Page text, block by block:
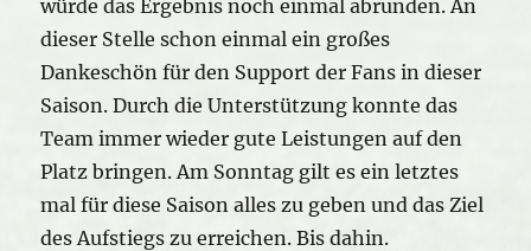
würde das Ergebnis noch einmal abrunden. An
dieser Stelle schon einmal ein großes
Dankeschön für den Support der Fans in dieser
Saison. Durch die Unterstützung konnte das
Team immer wieder gute Leistungen auf den
Platz bringen. Am Sonntag gilt es ein letztes
mal für diese Saison alles zu geben und das Ziel
des Aufstiegs zu erreichen. Bis dahin.